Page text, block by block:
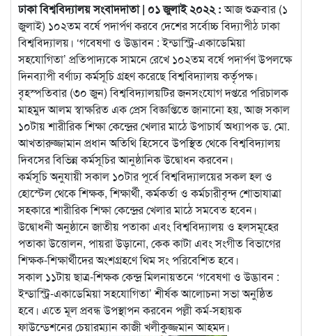
ঢাকা বিশ্ববিদ্যালয় সংবাদদাতা | ০১ জুলাই ২০২২ :আজ শুক্রবার (১
জুলাই) ১০২তম বর্ষে পদার্পণ করবে দেশের সর্বোচ্চ বিদ্যাপীঠ ঢাকা
বিশ্ববিদ্যালয়। ‘গবেষণা ও উদ্ভাবন : ইন্ডাস্ট্রি-একাডেমিয়া
সহযোগিতা’ প্রতিপাদ্যকে সামনে রেখে১০২তম বর্ষে পদার্পণ উপলক্ষে
দিনব্যাপী বর্ণাঢ্য কর্মসূচি গ্রহণ করেছে বিশ্ববিদ্যালয় কর্তৃপক্ষ।
বৃহস্পতিবার (৩০ জুন) বিশ্ববিদ্যালয়টির জনসংযোগ দপ্তরে পরিচালক
মাহমুদ আলম স্বাক্ষরিত এক প্রেস বিজ্ঞপ্তিতে জানানো হয়, আজ সকাল
১০টায় শারীরিক শিক্ষা কেন্দ্রের খেলার মাঠে উপাচার্য অধ্যাপক ড. মো.
আখতারুজ্জামান প্রধান অতিথি হিসেবে উপস্থিত থেকে বিশ্ববিদ্যালয়
দিবসের বিভিন্ন কর্মসূচির আনুষ্ঠানিক উদ্বোধন করবেন।
কর্মসূচি অনুযায়ী সকাল ১০টার পূর্বে বিশ্ববিদ্যালয়ের সকল হল ও
হোস্টেল থেকে শিক্ষক, শিক্ষার্থী, কর্মকর্তা ও কর্মচারীবৃন্দ শোভাযাত্রা
সহকারে শারীরিক শিক্ষা কেন্দ্রের খেলার মাঠে সমবেত হবেন।
উদ্বোধনী অনুষ্ঠানে জাতীয় পতাকা এবং বিশ্ববিদ্যালয় ও হলসমূহের
পতাকা উত্তোলন, পায়রা উড়ানো, কেক কাটা এবং সংগীত বিভাগের
শিক্ষক-শিক্ষার্থীদের অংশগ্রহণে থিম সং পরিবেশিত হবে।
সকাল ১১টায় ছাত্র-শিক্ষক কেন্দ্র মিলনায়তনে ‘গবেষণা ও উদ্ভাবন :
ইন্ডাস্ট্রি-একাডেমিয়া সহযোগিতা’ শীর্ষক আলোচনা সভা অনুষ্ঠিত
হবে। এতে মূল প্রবন্ধ উপস্থাপন করবেন পল্লী কর্ম-সহায়ক
ফাউন্ডেশনের চেয়ারম্যান কাজী খলীকুজ্জমান আহমদ।